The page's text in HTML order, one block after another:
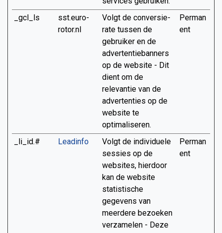
_gcl_ls
sst.euro-
rotor.nl
Volgt de conversie-
rate tussen de
gebruiker en de
advertentiebanners
op de website - Dit
dient om de
relevantie van de
advertenties op de
website te
optimaliseren.
Perman
ent
_li_id.# Leadinfo
Volgt de individuele
sessies op de
websites, hierdoor
kan de website
statistische
gegevens van
meerdere bezoeken
verzamelen - Deze
Perman
ent